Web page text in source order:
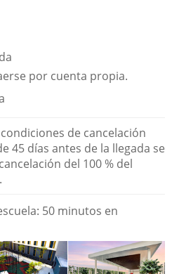
por cuenta propia.
de cancelación
45 días antes de la llegada se
del 100 % del
50 minutos en